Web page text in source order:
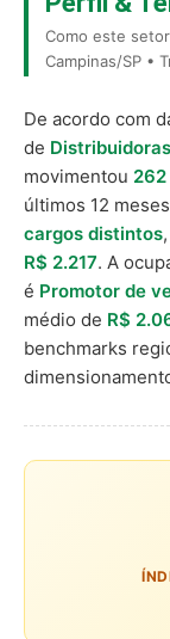
Como este
Campinas/SP •
De acordo com
de
movimentou 262
últimos 12
cargos distintos
R$ 2.217. A
é Promotor de
médio de R$
benchmarks